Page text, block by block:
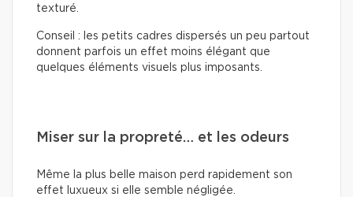
texturé.
Conseil : les petits cadres dispersés un peu partout
donnent parfois un effet moins élégant que
quelques éléments visuels plus imposants.
Miser sur la propreté… et les odeurs
Même la plus belle maison perd rapidement son
effet luxueux si elle semble négligée.